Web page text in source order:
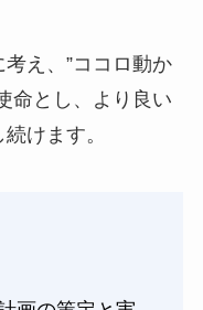
え、”ココロ動か
命とし、より良い
けます。